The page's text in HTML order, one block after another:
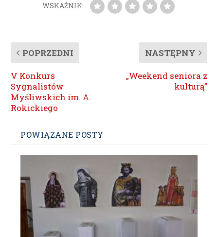
WSKAŹNIK:
POPRZEDNI
V Konkurs
Sygnalistów
Myśliwskich im. A.
Rokickiego
NASTĘPNY
„Weekend seniora z
kulturą”
POWIĄZANE POSTY